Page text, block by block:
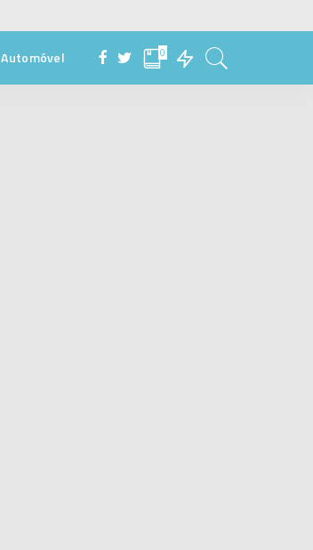
Automóvel 0